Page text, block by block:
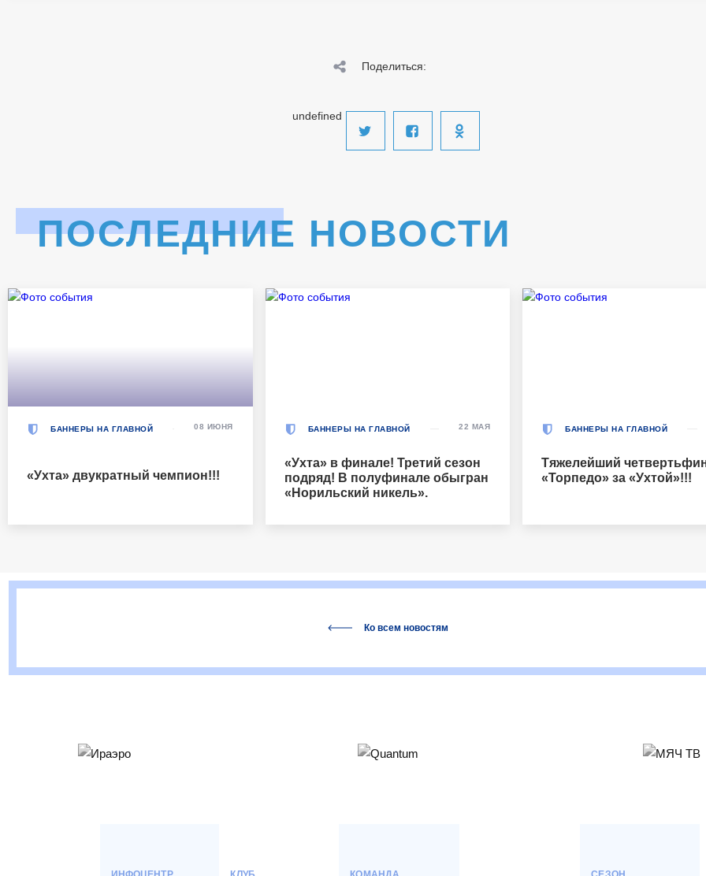
Поделиться:
undefined
ПОСЛЕДНИЕ НОВОСТИ
БАННЕРЫ НА ГЛАВНОЙ
«Ухта» двукратный чемпион!!!
08 ИЮНЯ БАННЕРЫ НА ГЛАВНОЙ
«Ухта» в финале! Третий сезон
подряд! В полуфинале обыгран
«Норильский никель».
22 МАЯ БАННЕРЫ НА ГЛАВНОЙ
Тяжелейший
«Торпедо» за «Ухтой»!!!
Ко всем новостям